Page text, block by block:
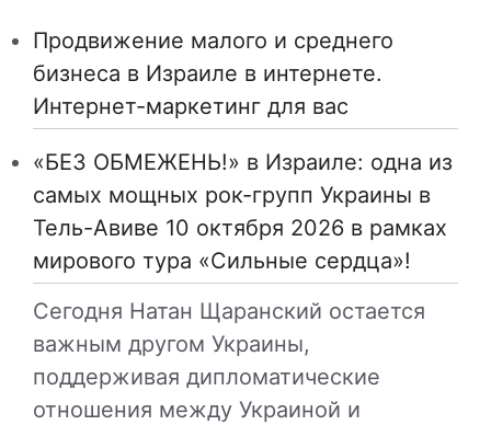
Продвижение малого и среднего
бизнеса в Израиле в интернете.
Интернет-маркетинг для вас
«БЕЗ ОБМЕЖЕНЬ!» в Израиле: одна из
самых мощных рок-групп Украины в
Тель-Авиве 10 октября 2026 в рамках
мирового тура «Сильные сердца»!
Сегодня Натан Щаранский остается
важным другом Украины,
поддерживая дипломатические
отношения между Украиной и